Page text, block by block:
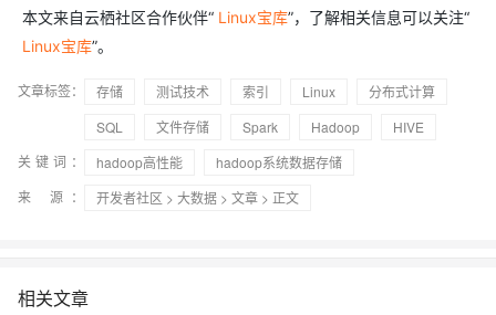
本文来自云栖社区合作伙伴“ Linux宝库”，了解相关信息可以关注“
Linux宝库”。
文章标签： 存储 测试技术 索引 Linux
分布式计算
SQL
文件存储 Spark Hadoop
HIVE
关键词：
hadoop高性能
hadoop系统数据存储
来 源：
开发者社区 > 大数据 > 文章 > 正文
相关文章